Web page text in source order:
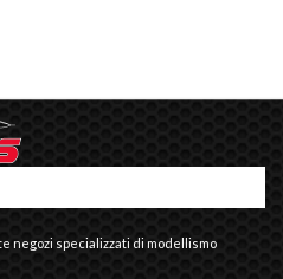
negozi specializzati di modellismo